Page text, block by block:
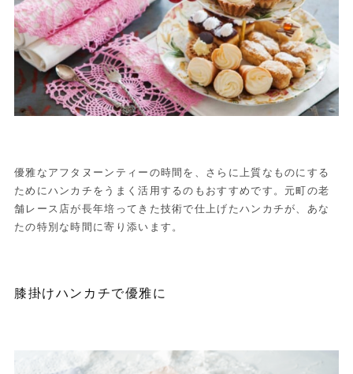
優雅なアフタヌーンティーの時間を、さらに上質なものにする
ためにハンカチをうまく活用するのもおすすめです。元町の老
舗レース店が長年培ってきた技術で仕上げたハンカチが、あな
たの特別な時間に寄り添います。
膝掛けハンカチで優雅に